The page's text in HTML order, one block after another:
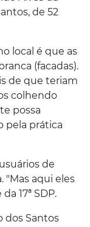
de 52
local é que as
(facadas).
de que teriam
colhendo
possa
pela prática
de
"Mas aqui eles
17ª SDP.
dos Santos